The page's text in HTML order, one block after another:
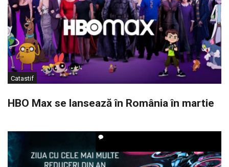
Catastif
HBO Max se lansează în România în martie